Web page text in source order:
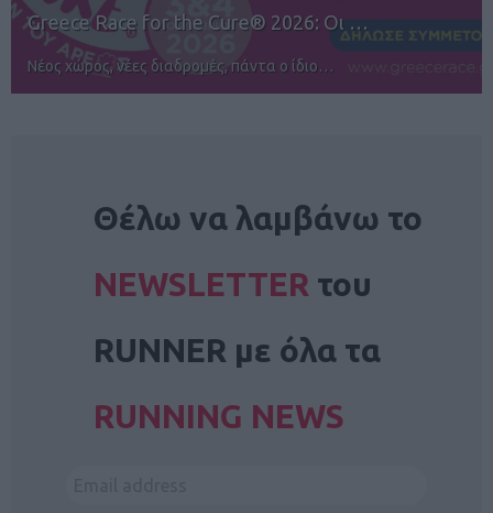
12ος TUI Rhodes Marathon: Άνοιγμα ε…
Αγώνες για όλους στην Ρόδο
Θέλω να λαμβάνω το
NEWSLETTER του
RUNNER με όλα τα
RUNNING NEWS